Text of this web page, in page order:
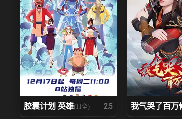
胶囊计划 英雄(11全) 2.5 我气哭了百万